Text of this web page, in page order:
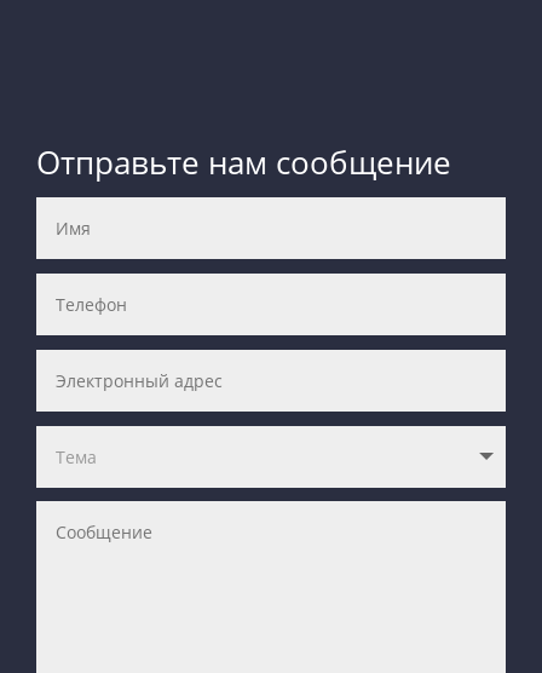
Отправьте нам сообщение